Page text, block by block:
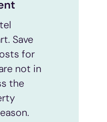
Save
for
not in
the